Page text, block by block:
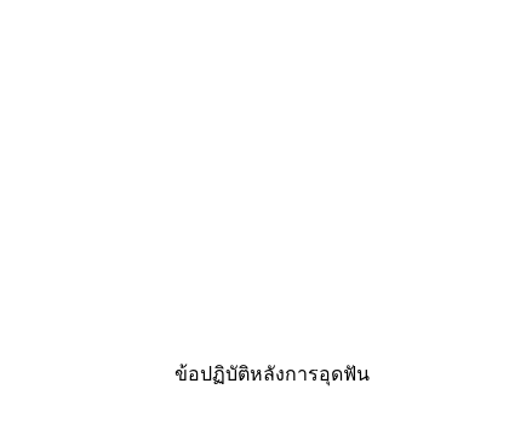
ข้อปฏิบัติหลังการอุดฟัน